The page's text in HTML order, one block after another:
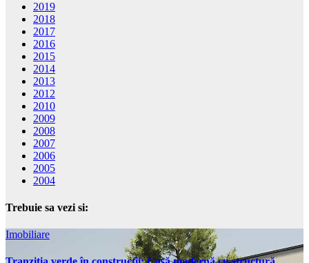
2019
2018
2017
2016
2015
2014
2013
2012
2010
2009
2008
2007
2006
2005
2004
Trebuie sa vezi si:
Imobiliare